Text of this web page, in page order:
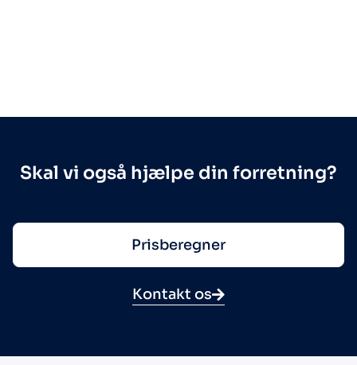
Skal vi også hjælpe din forretning?
Prisberegner
Kontakt os